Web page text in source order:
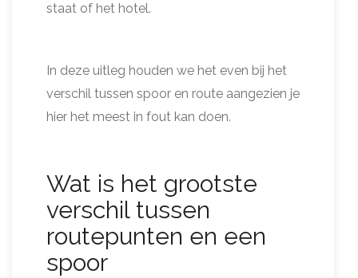
staat of het hotel.
In deze uitleg houden we het even bij het
verschil tussen spoor en route aangezien je
hier het meest in fout kan doen.
Wat is het grootste
verschil tussen
routepunten en een
spoor